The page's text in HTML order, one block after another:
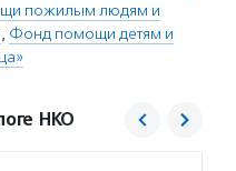
пожилым людям и
, Фонд помощи детям и
НКО